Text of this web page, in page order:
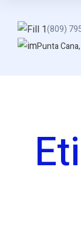
(809)
Punta